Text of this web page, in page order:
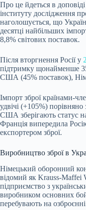
Про це йдеться в
інституту дослідження
наголошується, що
десятці найбільших
8,8% світових поставок.
Після вторгнення Росії у
підтримку щонайменше
США (45% поставок),
Імпорт зброї країнами-
удвічі (+105%)
США зберігають статус
Франція випередила
експортером зброї.
Виробництво зброї в
Німецький оборонний
відомий як Krauss-Maffei
підприємство з
виробником основних
перебувають на